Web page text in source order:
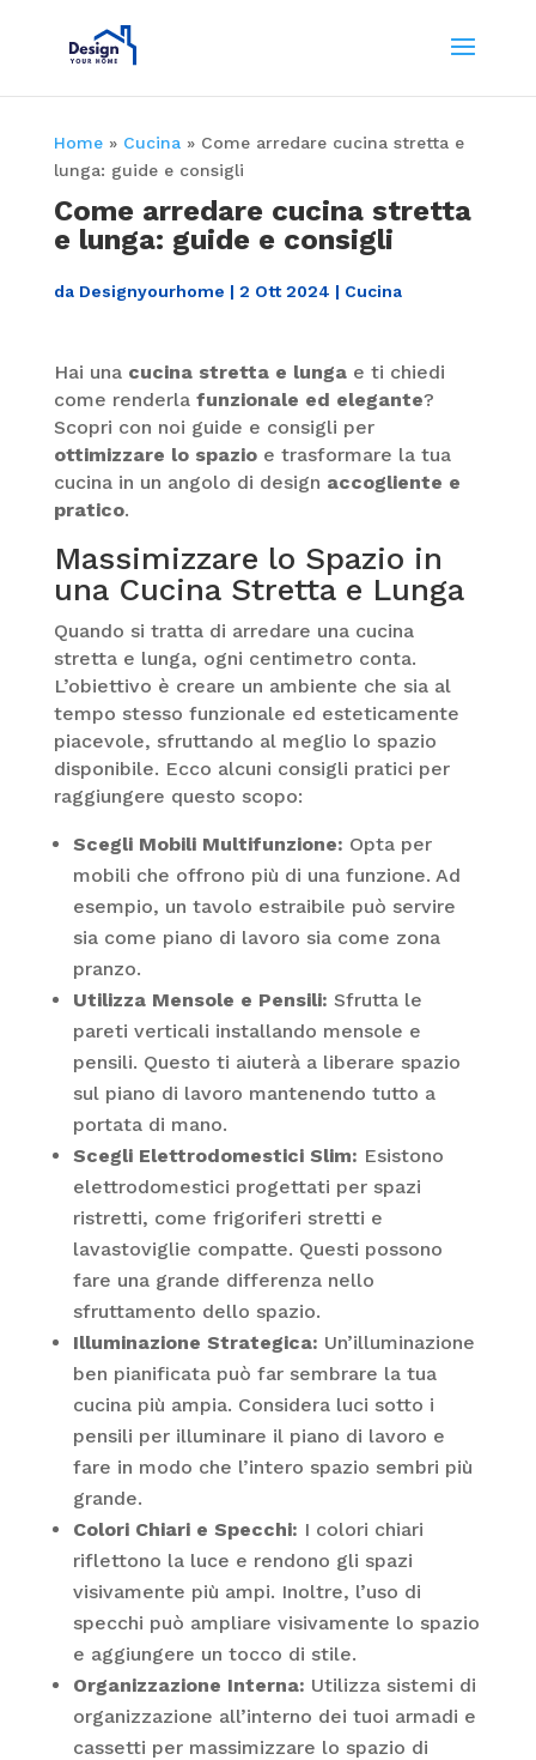
Home» Cucina» Come arredare cucina stretta e
lunga: guide e consigli
Come arredare cucina stretta
e lunga: guide e consigli
da Designyourhome | 2 Ott 2024 | Cucina
Hai una cucina stretta e lungae ti chiedi
come renderla funzionale ed elegante?
Scopri con noi guide e consigli per
ottimizzare lo spazioe trasformare la tua
cucina in un angolo di design accogliente e
pratico.
Massimizzare lo Spazio in
una Cucina Stretta e Lunga
Quando si tratta di arredare una cucina
stretta e lunga, ogni centimetro conta.
L’obiettivo è creare un ambiente che sia al
tempo stesso funzionale ed esteticamente
piacevole, sfruttando al meglio lo spazio
disponibile. Ecco alcuni consigli pratici per
raggiungere questo scopo:
Scegli Mobili Multifunzione: Opta per
mobili che offrono più di una funzione. Ad
esempio, un tavolo estraibile può servire
sia come piano di lavoro sia come zona
pranzo.
Utilizza Mensole e Pensili: Sfrutta le
pareti verticali installando mensole e
pensili. Questo ti aiuterà a liberare spazio
sul piano di lavoro mantenendo tutto a
portata di mano.
Scegli Elettrodomestici Slim: Esistono
elettrodomestici progettati per spazi
ristretti, come frigoriferi stretti e
lavastoviglie compatte. Questi possono
fare una grande differenza nello
sfruttamento dello spazio.
Illuminazione Strategica: Un’illuminazione
ben pianificata può far sembrare la tua
cucina più ampia. Considera luci sotto i
pensili per illuminare il piano di lavoro e
fare in modo che l’intero spazio sembri più
grande.
Colori Chiari e Specchi: I colori chiari
riflettono la luce e rendono gli spazi
visivamente più ampi. Inoltre, l’uso di
specchi può ampliare visivamente lo spazio
e aggiungere un tocco di stile.
Organizzazione Interna: Utilizza sistemi di
organizzazione all’interno dei tuoi armadi e
cassetti per massimizzare lo spazio di